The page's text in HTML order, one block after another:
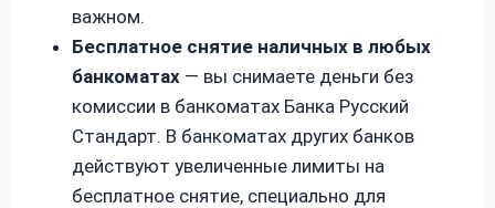
важном.
Бесплатное снятие наличных в любых
банкоматах — вы снимаете деньги без
комиссии в банкоматах Банка Русский
Стандарт. В банкоматах других банков
действуют увеличенные лимиты на
бесплатное снятие, специально для